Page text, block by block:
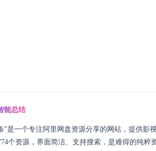
能总结
”是一个专注阿里网盘资源分享的网站，提供影
个资源，界面简洁、支持搜索，是难得的纯粹